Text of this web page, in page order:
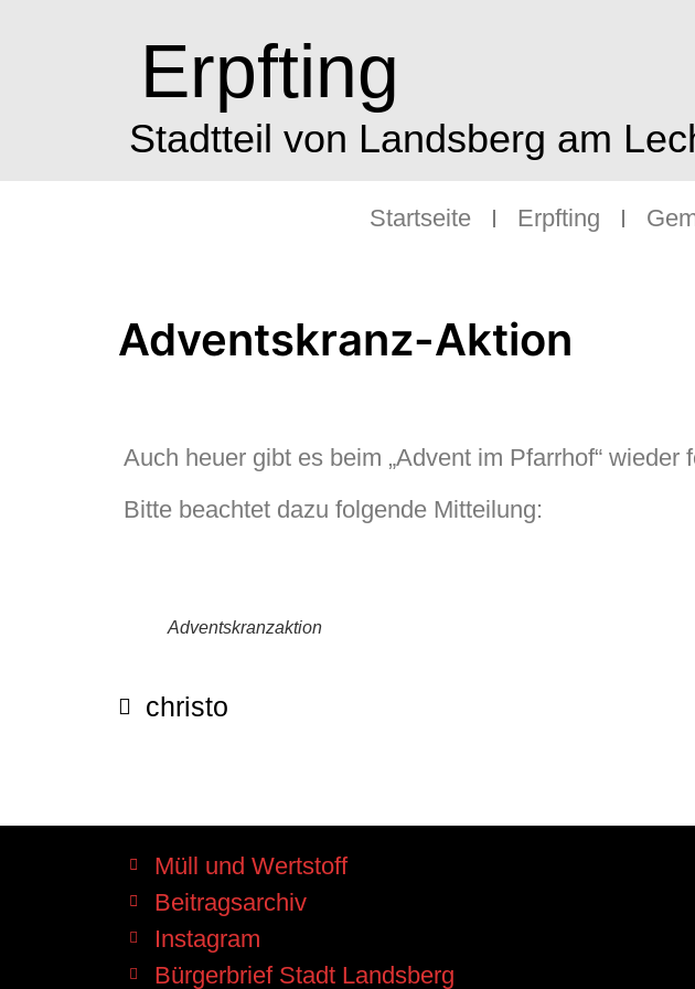
Erpfting
Stadtteil von Landsberg am
Startseite Erpfting
Adventskranz-Aktion
Auch heuer gibt es beim „Advent im Pfarrhof“
Bitte beachtet dazu folgende Mitteilung:
Adventskranzaktion
christo
Müll und Wertstoff
Beitragsarchiv
Instagram
Bürgerbrief Stadt Landsberg